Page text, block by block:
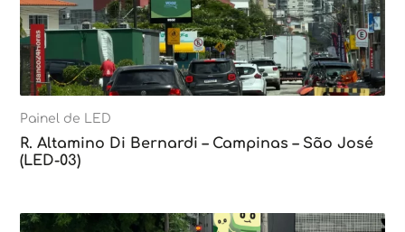
Painel de LED
R. Altamino Di Bernardi – Campinas – São José
(LED-03)